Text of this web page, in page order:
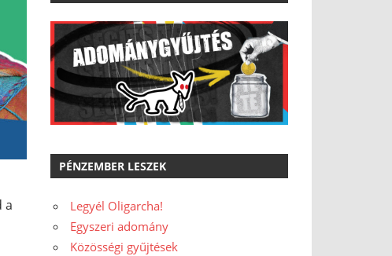
a
PÉNZEMBER LESZEK
Legyél Oligarcha!
Egyszeri adomány
Közösségi gyűjtések